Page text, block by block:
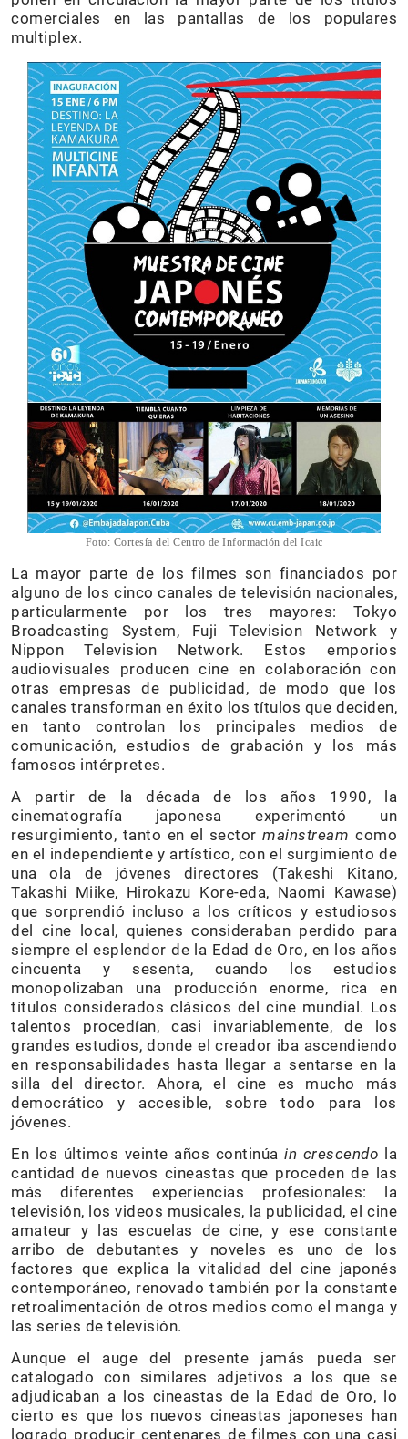
comerciales en las pantallas de los populares
multiplex.
Foto: Cortesía del Centro de Información del Icaic
La mayor parte de los filmes son financiados por
alguno de los cinco canales de televisión nacionales,
particularmente por los tres mayores: Tokyo
Broadcasting System, Fuji Television Network y
Nippon Television Network. Estos emporios
audiovisuales producen cine en colaboración con
otras empresas de publicidad, de modo que los
canales transforman en éxito los títulos que deciden,
en tanto controlan los principales medios de
comunicación, estudios de grabación y los más
famosos intérpretes.
A partir de la década de los años 1990, la
cinematografía japonesa experimentó un
resurgimiento, tanto en el sectormainstream como
en el independiente y artístico, con el surgimiento de
una ola de jóvenes directores (Takeshi Kitano,
Takashi Miike, Hirokazu Kore-eda, Naomi Kawase)
que sorprendió incluso a los críticos y estudiosos
del cine local, quienes consideraban perdido para
siempre el esplendor de la Edad de Oro, en los años
cincuenta y sesenta, cuando los estudios
monopolizaban una producción enorme, rica en
títulos considerados clásicos del cine mundial. Los
talentos procedían, casi invariablemente, de los
grandes estudios, donde el creador iba ascendiendo
en responsabilidades hasta llegar a sentarse en la
silla del director. Ahora, el cine es mucho más
democrático y accesible, sobre todo para los
jóvenes.
En los últimos veinte años continúain crescendo la
cantidad de nuevos cineastas que proceden de las
más diferentes experiencias profesionales: la
televisión, los videos musicales, la publicidad, el cine
amateur y las escuelas de cine, y ese constante
arribo de debutantes y noveles es uno de los
factores que explica la vitalidad del cine japonés
contemporáneo, renovado también por la constante
retroalimentación de otros medios como el manga y
las series de televisión.
Aunque el auge del presente jamás pueda ser
catalogado con similares adjetivos a los que se
adjudicaban a los cineastas de la Edad de Oro, lo
cierto es que los nuevos cineastas japoneses han
logrado producir centenares de filmes con una casi